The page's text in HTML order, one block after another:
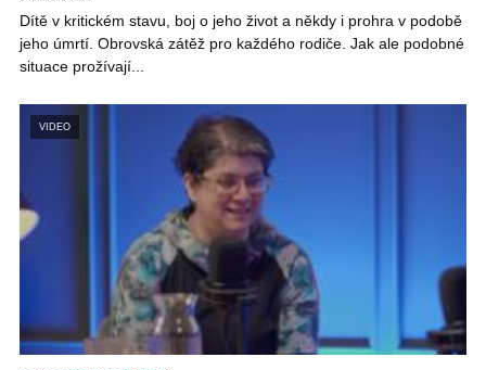
Dítě v kritickém stavu, boj o jeho život a někdy i prohra v podobě
jeho úmrtí. Obrovská zátěž pro každého rodiče. Jak ale podobné
situace prožívají...
VIDEO